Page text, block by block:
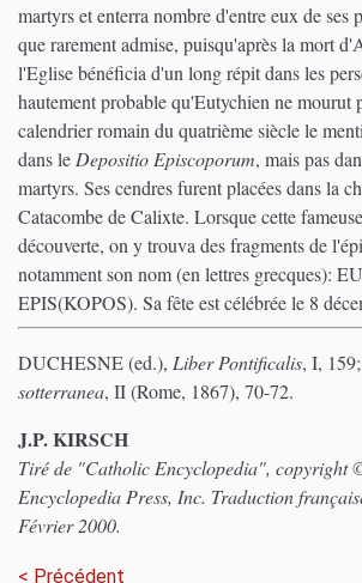
martyrs et enterra nombre d'entre eux de ses
que rarement admise, puisqu'après la mort
l'Eglise bénéficia d'un long répit dans les
hautement probable qu'Eutychien ne mourut
calendrier romain du quatrième siècle le
dans le Depositio Episcoporum, mais pas
martyrs. Ses cendres furent placées dans la
Catacombe de Calixte. Lorsque cette
découverte, on y trouva des fragments de
notamment son nom (en lettres grecques):
EPIS(KOPOS). Sa fête est célébrée le 8
DUCHESNE (ed.), Liber Pontificalis, I,
sotterranea, II (Rome, 1867), 70-72.
J.P. KIRSCH
Tiré de "Catholic Encyclopedia", copyright
Encyclopedia Press, Inc. Traduction
Février 2000.
< Précédent